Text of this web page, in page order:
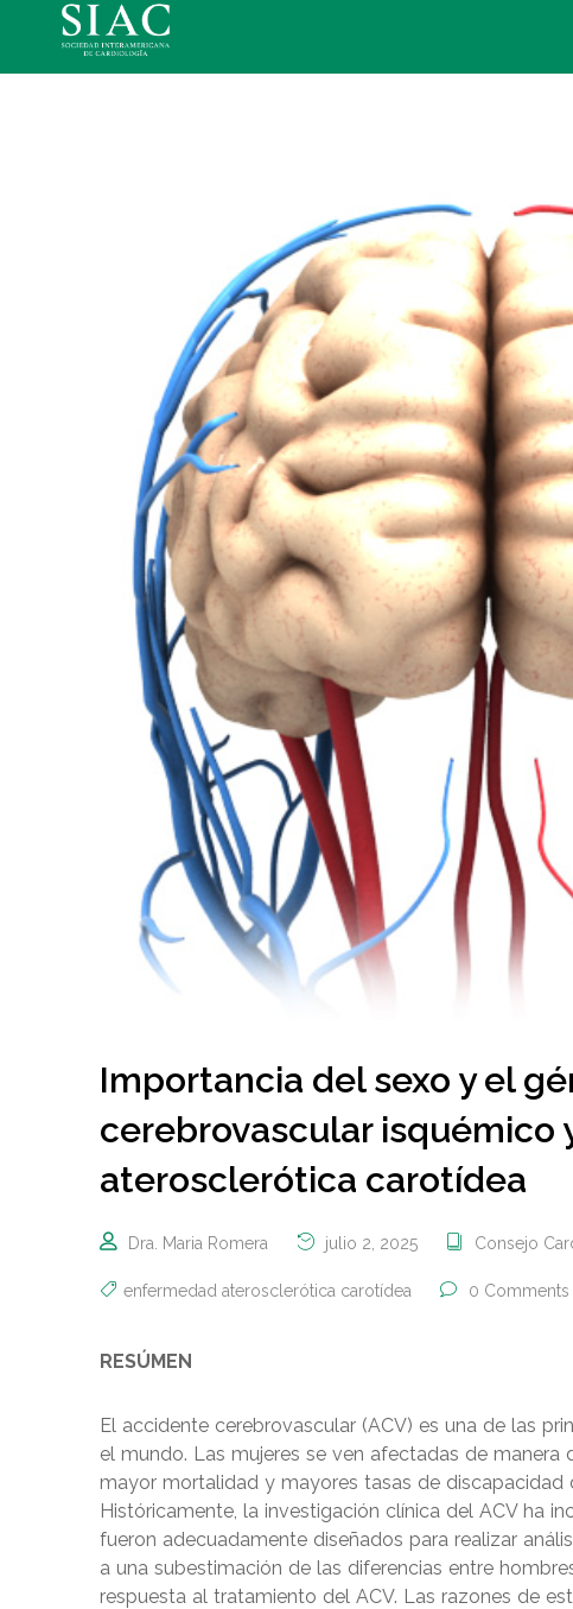
Importancia del sexo y el
cerebrovascular isquémico
aterosclerótica carotídea
Dra. Maria Romera julio 2, 2025 Consejo
enfermedad aterosclerótica carotídea 0 Comments
RESÚMEN
El accidente cerebrovascular (ACV) es una de las
el mundo. Las mujeres se ven afectadas de
mayor mortalidad y mayores tasas de discapacidad
Históricamente, la investigación clínica del ACV ha
fueron adecuadamente diseñados para realizar
a una subestimación de las diferencias entre
respuesta al tratamiento del ACV. Las razones de